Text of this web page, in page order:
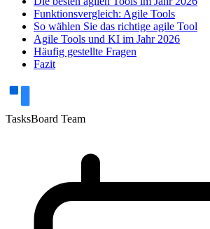
Funktionsvergleich: Agile Tools
So wählen Sie das richtige agile Tool
Agile Tools und KI im Jahr 2026
Häufig gestellte Fragen
Fazit
TasksBoard Team